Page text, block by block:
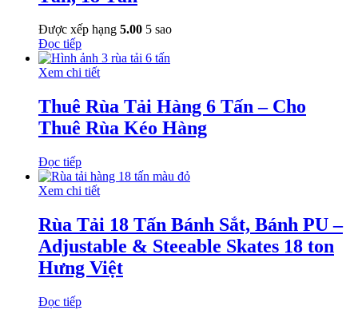
Được xếp hạng 5.00 5 sao
Đọc tiếp
Xem chi tiết
Thuê Rùa Tải Hàng 6 Tấn – Cho
Thuê Rùa Kéo Hàng
Đọc tiếp
Xem chi tiết
Rùa Tải 18 Tấn Bánh Sắt, Bánh PU –
Adjustable & Steeable Skates 18 ton
Hưng Việt
Đọc tiếp